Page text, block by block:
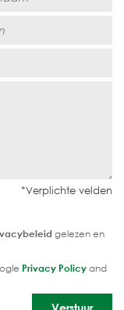
gelezen en
Privacy Policyand